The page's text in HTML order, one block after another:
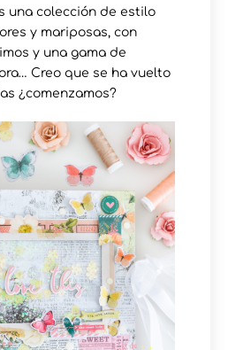
una colección de estilo
y mariposas, con
y una gama de
Creo que se ha vuelto
¿comenzamos?